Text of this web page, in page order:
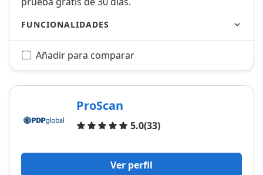
FUNCIONALIDADES
Añadir para comparar
ProScan
5.0(33)
Opiniones
Ver perfil